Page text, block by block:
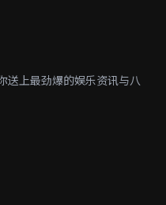
送上最劲爆的娱乐资讯与八